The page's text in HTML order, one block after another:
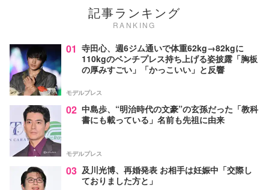
記事ランキング
RANKING
01 寺田心、週6ジム通いで体重62kg→82kgに
110kgのベンチプレス持ち上げる姿披露「胸板
の厚みすごい」「かっこいい」と反響
モデルプレス
02 中島歩、“明治時代の文豪”の玄孫だった「教科
書にも載っている」名前も先祖に由来
モデルプレス
03 及川光博、再婚発表 お相手は妊娠中「交際し
ておりました方と」